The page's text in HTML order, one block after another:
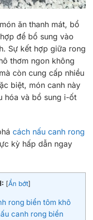
ăn thanh mát, bổ
để bổ sung vào
Sự kết hợp giữa rong
thơm ngon không
còn cung cấp nhiều
biệt, món canh này
hóa và bổ sung i-ốt
cách nấu canh rong
kỳ hấp dẫn ngay
[Ẩn bớt]
rong biển tôm khô
canh rong biển